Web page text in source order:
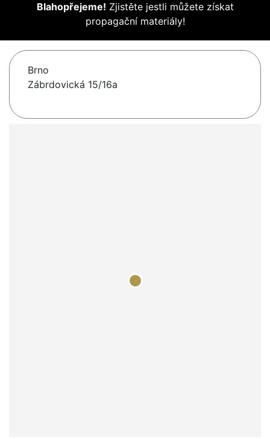
Blahopřejeme! Zjistěte jestli můžete získat
propagační materiály!
Brno
Zábrdovická 15/16a